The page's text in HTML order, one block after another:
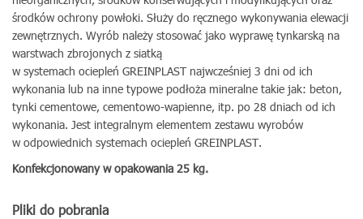
środków ochrony powłoki. Służy do ręcznego wykonywania elewacji
zewnętrznych. Wyrób należy stosować jako wyprawę tynkarską na
warstwach zbrojonych z siatką
w systemach ociepleń GREINPLAST najwcześniej 3 dni od ich
wykonania lub na inne typowe podłoża mineralne takie jak: beton,
tynki cementowe, cementowo-wapienne, itp. po 28 dniach od ich
wykonania. Jest integralnym elementem zestawu wyrobów
w odpowiednich systemach ociepleń GREINPLAST.
Konfekcjonowany w opakowania 25 kg.
Pliki do pobrania